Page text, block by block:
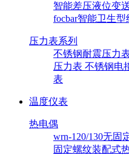
智能差压液位变
focbar智能卫生
压力表系列
不锈钢耐震压力
压力表 不锈钢电
表
温度仪表
热电偶
wrn-120/130无固
固定螺纹装配式